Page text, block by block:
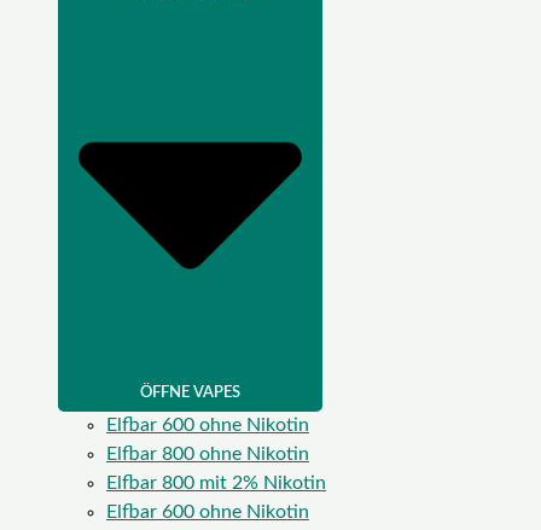
ÖFFNE VAPES
Elfbar 600 ohne Nikotin
Elfbar 800 ohne Nikotin
Elfbar 800 mit 2% Nikotin
Elfbar 600 ohne Nikotin